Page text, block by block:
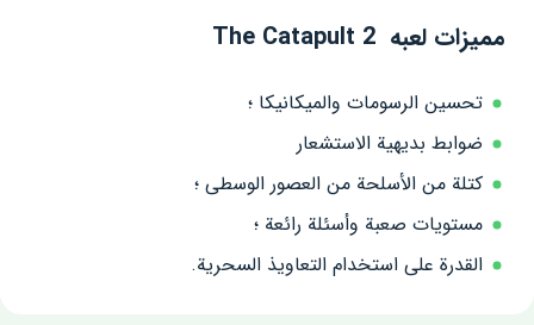
مميزات لعبه The Catapult 2
تحسين الرسومات والميكانيكا ؛
ضوابط بديهية الاستشعار
كتلة من الأسلحة من العصور الوسطى ؛
مستويات صعبة وأسئلة رائعة ؛
القدرة على استخدام التعاويذ السحرية.